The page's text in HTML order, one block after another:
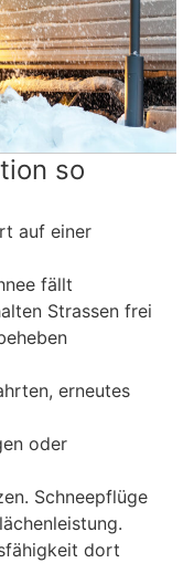
so
auf einer
fällt
Strassen frei
erneutes
oder
Schneepflüge
dort